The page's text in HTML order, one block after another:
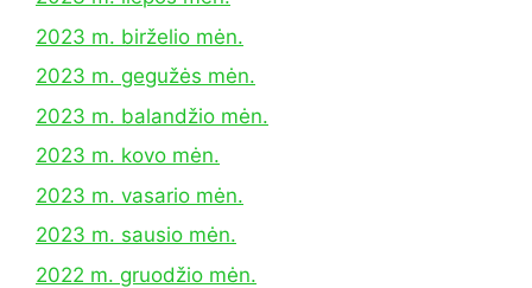
2023 m. birželio mėn.
2023 m. gegužės mėn.
2023 m. balandžio mėn.
2023 m. kovo mėn.
2023 m. vasario mėn.
2023 m. sausio mėn.
2022 m. gruodžio mėn.